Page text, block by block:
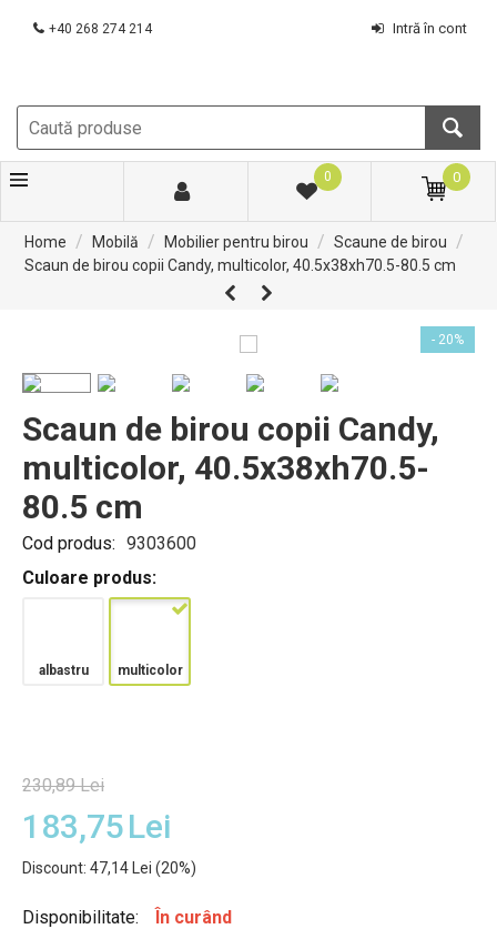
+40 268 274 214 Intră în cont
0 0
Home / Mobilă / Mobilier pentru birou / Scaune de birou /
Scaun de birou copii Candy, multicolor, 40.5x38xh70.5-80.5 cm
- 20%
Scaun de birou copii Candy,
multicolor, 40.5x38xh70.5-
80.5 cm
Cod produs: 9303600
Culoare produs:
albastru multicolor
230,89 Lei
183,75Lei
Discount: 47,14 Lei (20%)
Disponibilitate: În curând